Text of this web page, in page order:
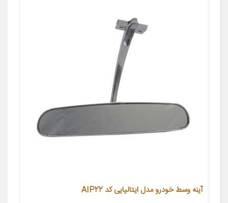
آینه وسط خودرو مدل ایتالیایی کد AIP22